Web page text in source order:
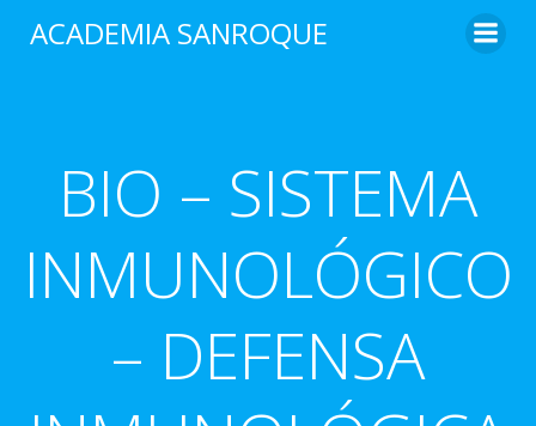
al
ACADEMIA SANROQUE
BIO – SISTEMA
INMUNOLÓGICO
– DEFENSA